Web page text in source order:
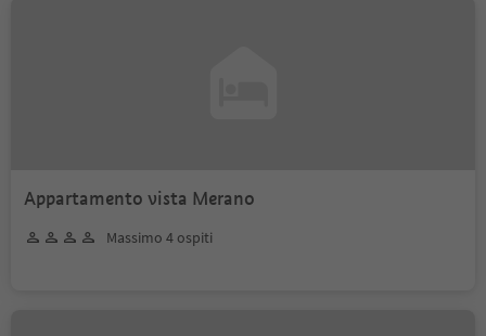
Appartamento vista Merano
Massimo 4 ospiti